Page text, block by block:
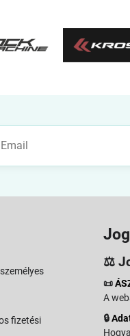
fizetési
⚖️
📜
A
🔒